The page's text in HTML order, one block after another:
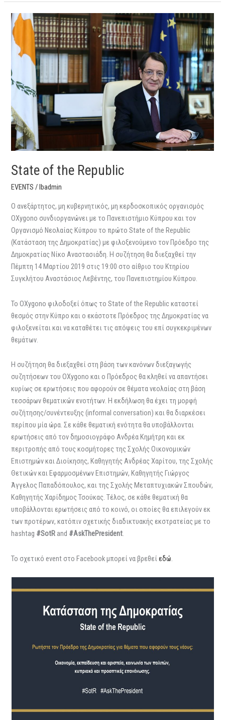
State of the Republic
EVENTS / lbadmin
O ανεξάρτητος, μη κυβερνητικός, μη κερδοσκοπικός οργανισμός
OXygono συνδιοργανώνει με το Πανεπιστήμιο Κύπρου και τον
Οργανισμό Νεολαίας Κύπρου το πρώτο State of the Republic
(Κατάσταση της Δημοκρατίας) με φιλοξενούμενο τον Πρόεδρο της
Δημοκρατίας Νίκο Αναστασιάδη. Η συζήτηση θα διεξαχθεί την
Πέμπτη 14 Μαρτίου 2019 στις 19:00 στο αίθριο του Κτηρίου
Συγκλήτου Αναστάσιος Λεβέντης, του Πανεπιστημίου Κύπρου.
Το OXygono φιλοδοξεί όπως το State of the Republic καταστεί
θεσμός στην Κύπρο και ο εκάστοτε Πρόεδρος της Δημοκρατίας να
φιλοξενείται και να καταθέτει τις απόψεις του επί συγκεκριμένων
θεμάτων.
Η συζήτηση θα διεξαχθεί στη βάση των κανόνων διεξαγωγής
συζητήσεων του OXygono και ο Πρόεδρος θα κληθεί να απαντήσει
κυρίως σε ερωτήσεις που αφορούν σε θέματα νεολαίας στη βάση
τεσσάρων θεματικών ενοτήτων. Η εκδήλωση θα έχει τη μορφή
συζήτησης/συνέντευξης (informal conversation) και θα διαρκέσει
περίπου μία ώρα. Σε κάθε θεματική ενότητα θα υποβάλλονται
ερωτήσεις από τον δημοσιογράφο Ανδρέα Κημήτρη και εκ
περιτροπής από τους κοσμήτορες της Σχολής Οικονομικών
Επιστημών και Διοίκησης, Καθηγητής Ανδρέας Χαρίτου, της Σχολής
Θετικών και Εφαρμοσμένων Επιστημών, Καθηγητής Γιώργος
Άγγελος Παπαδόπουλος, και της Σχολής Μεταπτυχιακών Σπουδών,
Καθηγητής Χαρίδημος Τσούκας. Τέλος, σε κάθε θεματική θα
υποβάλλονται ερωτήσεις από το κοινό, οι οποίες θα επιλεγούν εκ
των προτέρων, κατόπιν σχετικής διαδικτυακής εκστρατείας με το
hashtag #SotR and #AskThePresident.
Το σχετικό event στο Facebook μπορεί να βρεθείεδώ.
State
of
the
Republic